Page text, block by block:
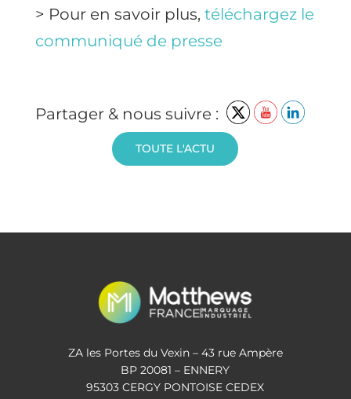
> Pour en savoir plus, téléchargez le
communiqué de presse
Partager & nous suivre :
TOUTE L'ACTU
ZA les Portes du Vexin – 43 rue Ampère
BP 20081 – ENNERY
95303 CERGY PONTOISE CEDEX